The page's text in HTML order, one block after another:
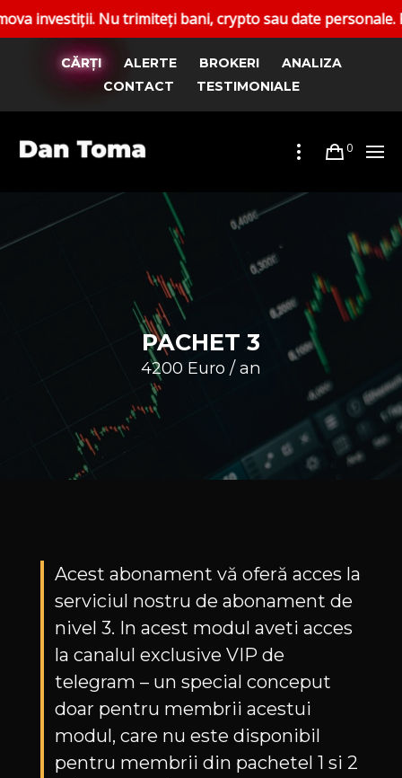
Nu trimiteți bani, crypto sau date personale. Raportați
CĂRȚI ALERTE BROKERI
ANALIZA
CONTACT
TESTIMONIALE
0
PACHET 3
4200 Euro / an
Acest abonament vă oferă acces la
serviciul nostru de abonament de
nivel 3. In acest modul aveti acces
la canalul exclusive VIP de
telegram – un special conceput
doar pentru membrii acestui
modul, care nu este disponibil
pentru membrii din pachetel 1 si 2